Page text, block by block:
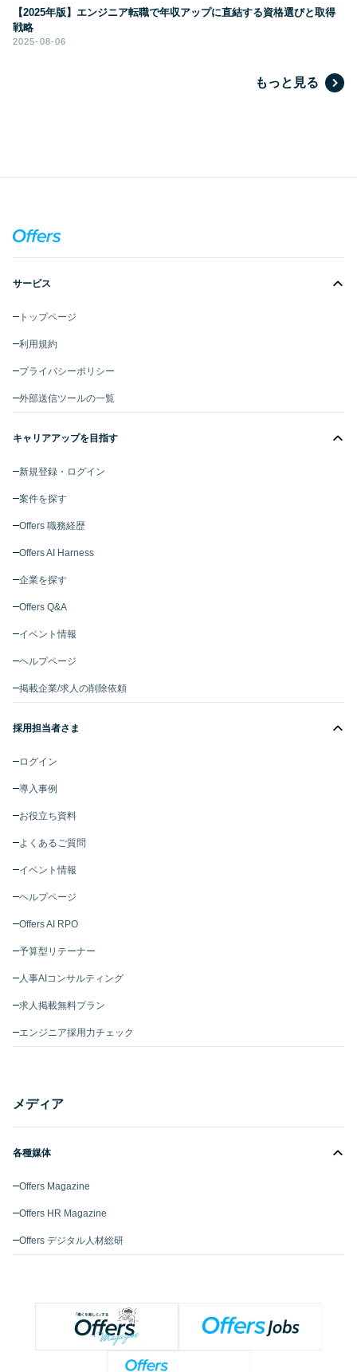
【2025年版】エンジニア転職で年収アップに直結する資格選びと取得
戦略
2025-08-06
もっと見る
サービス
トップページ
利用規約
プライバシーポリシー
外部送信ツールの一覧
キャリアアップを目指す
新規登録・ログイン
案件を探す
Offers 職務経歴
Offers AI Harness
企業を探す
Offers Q&A
イベント情報
ヘルプページ
掲載企業/求人の削除依頼
採用担当者さま
ログイン
導入事例
お役立ち資料
よくあるご質問
イベント情報
ヘルプページ
Offers AI RPO
予算型リテーナー
人事AIコンサルティング
求人掲載無料プラン
エンジニア採用力チェック
メディア
各種媒体
Offers Magazine
Offers HR Magazine
Offers デジタル人材総研